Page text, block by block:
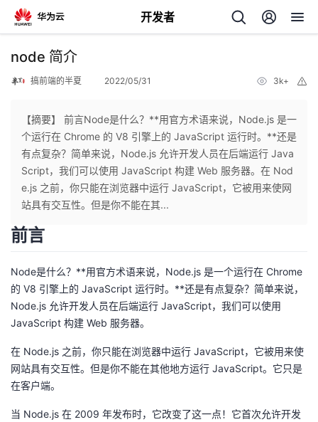
开发者
返
个
人
主
页
我
的
开
发
者
我
的
我
node 简介
搞前端的半夏 2022/05/31 3k+
【摘要】 前言Node是什么？**用官方术语来说，Node.js 是一
个运行在 Chrome 的 V8 引擎上的 JavaScript 运行时。**还是
有点复杂？简单来说，Node.js 允许开发人员在后端运行 Java
Script，我们可以使用 JavaScript 构建 Web 服务器。在 Nod
e.js 之前，你只能在浏览器中运行 JavaScript，它被用来使网
站具有交互性。但是你不能在其...
前言
Node是什么？**用官方术语来说，Node.js 是一个运行在 Chrome
的 V8 引擎上的 JavaScript 运行时。**还是有点复杂？简单来说，
Node.js 允许开发人员在后端运行 JavaScript，我们可以使用
JavaScript 构建 Web 服务器。
在 Node.js 之前，你只能在浏览器中运行 JavaScript，它被用来使
网站具有交互性。但是你不能在其他地方运行 JavaScript。它只是
在客户端。
当 Node.js 在 2009 年发布时，它改变了这一点！它首次允许开发